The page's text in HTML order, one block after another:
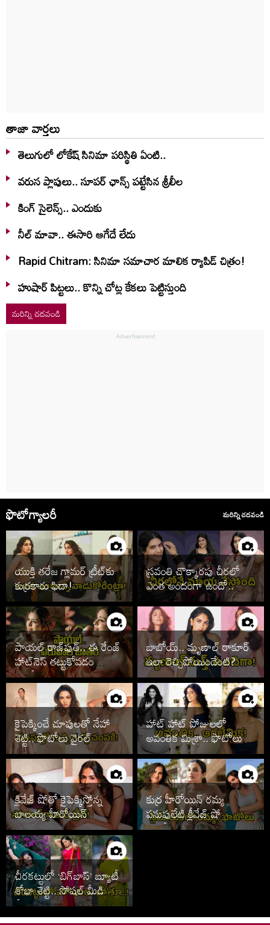
తాజా వార్తలు
తెలుగులో లోకేష్ సినిమా పరిస్థితి ఏంటి..
వరుస ప్లాపులు.. సూపర్ ఛాన్స్ పట్టేసిన శ్రీలీల
కింగ్ సైలెన్స్.. ఎందుకు
నీల్ మావా.. ఈసారి ఆగేదే లేదు
Rapid Chitram: సినిమా సమాచార మాలిక ర్యాపిడ్ చిత్రం!
హుషార్‌ పిట్టలు.. కొన్ని చోట్ల కేకలు పెట్టిస్తుంది
మరిన్ని చదవండి
ఫొటోగ్యాలరీ మరిన్ని చదవండి
యుక్తి తరేజ గ్లామర్ ట్రీట్‌కు
కుర్రకారు ఫిదా!
స్రవంతి చొక్కారపు చీరలో
ఎంత అందంగా ఉందో..
పాయల్ రాజ్‌పుత్.. ఈ రేంజ్
హాట్‌నెస్ తట్టుకోవడం
కష్టమే!
బాబోయ్.. మృణాల్ ఠాకూర్
ఇలా రెచ్చిపోయిందేంటి?
కైపెక్కించే చూపులతో నేహా
శెట్టి.. ఫొటోలు వైరల్
హాట్ హాట్ పోజులలో
అవంతిక మిశ్రా.. ఫొటోలు
వైరల్
క్లివేజ్ షోతో కైపెక్కిస్తోన్న
బాలయ్య హీరోయిన్
కుర్ర హీరోయిన్ రమ్య
పసుపులేటి క్లీవేజ్ షో
ఫొటోలు
చీరకట్టులో ‘బిగ్‌బాస్’ బ్యూటీ
శోభా శెట్టి.. సోషల్ మీడియా
షేక్!